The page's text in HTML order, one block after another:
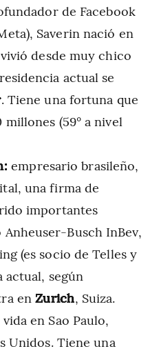
de Facebook
Saverin nació en
desde muy chico
actual se
. Tiene una fortuna que
millones (59° a nivel
empresario brasileño,
una firma de
importantes
Busch InBev,
(es socio de Telles y
actual, según
enZurich, Suiza.
en Sao Paulo,
Unidos. Tiene una